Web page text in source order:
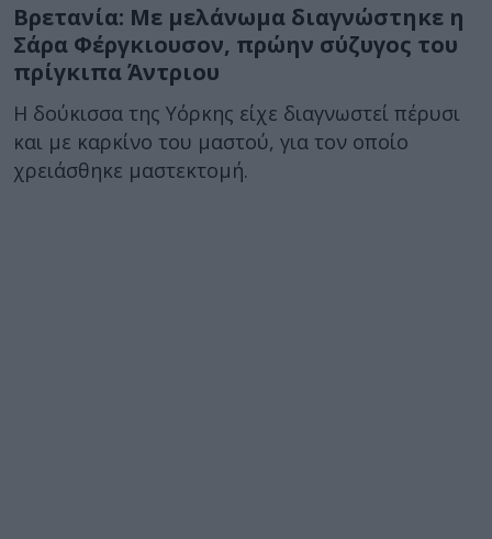
Βρετανία: Με μελάνωμα διαγνώστηκε η
Σάρα Φέργκιουσον, πρώην σύζυγος του
πρίγκιπα Άντριου
Η δούκισσα της Υόρκης είχε διαγνωστεί πέρυσι
και με καρκίνο του μαστού, για τον οποίο
χρειάσθηκε μαστεκτομή.